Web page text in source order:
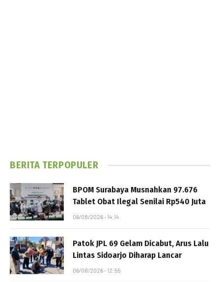
BERITA TERPOPULER
BPOM Surabaya Musnahkan 97.676
Tablet Obat Ilegal Senilai Rp540 Juta
06/08/2026 - 14:14
Patok JPL 69 Gelam Dicabut, Arus Lalu
Lintas Sidoarjo Diharap Lancar
06/08/2026 - 12:55